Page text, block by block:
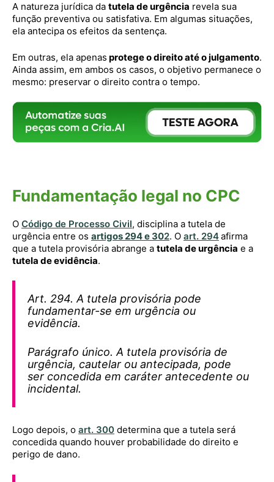
A natureza jurídica da tutela de urgência revela sua
função preventiva ou satisfativa. Em algumas situações,
ela antecipa os efeitos da sentença.
Em outras, ela apenas protege o direito até o julgamento.
Ainda assim, em ambos os casos, o objetivo permanece o
mesmo: preservar o direito contra o tempo.
Fundamentação legal no CPC
O Código de Processo Civil, disciplina a tutela de
urgência entre os artigos 294 e 302. O art. 294afirma
que a tutela provisória abrange a tutela de urgência e a
tutela de evidência.
Art. 294. A tutela provisória pode
fundamentar-se em urgência ou
evidência.
Parágrafo único. A tutela provisória de
urgência, cautelar ou antecipada, pode
ser concedida em caráter antecedente ou
incidental.
Logo depois, o art. 300 determina que a tutela será
concedida quando houver probabilidade do direito e
perigo de dano.